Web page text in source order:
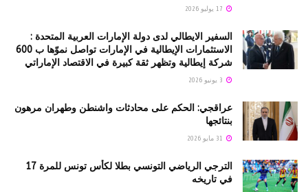
السفير الايطالي لدى دولة الإمارات العربية المتحدة :
الاستثمارات الإيطالية في الإمارات تواصل نموّها ب 600
شركة إيطالية وتظهر ثقة كبيرة في الاقتصاد الإماراتي
عراقجي: الحكم على محادثات واشنطن وطهران مرهون
بنتائجها
الترجي الرياضي التونسي بطلا لكأس تونس للمرة 17
في تاريخه